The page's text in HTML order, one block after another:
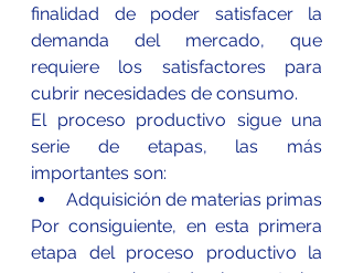
finalidad de poder satisfacer la
demanda del mercado, que
requiere los satisfactores para
cubrir necesidades de consumo.
El proceso productivo sigue una
serie de etapas, las más
importantes son:
Adquisición de materias primas
Por consiguiente, en esta primera
etapa del proceso productivo la